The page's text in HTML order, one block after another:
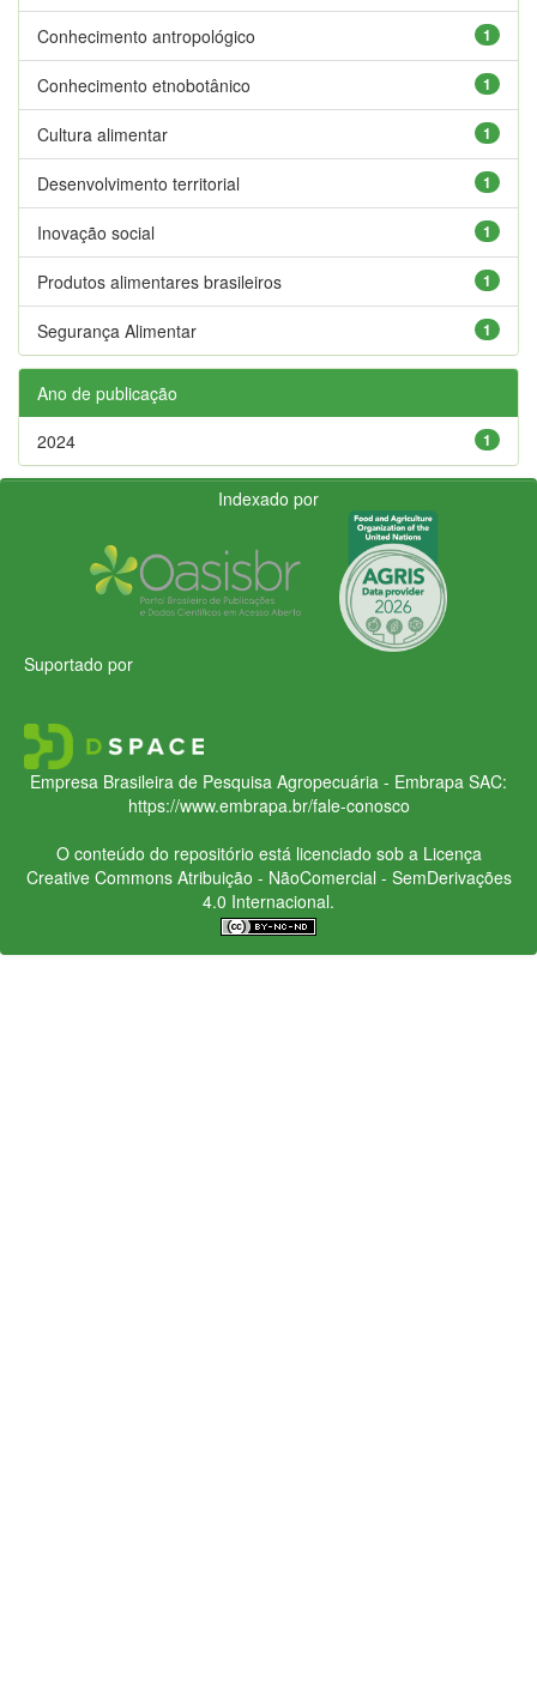
1
Conhecimento antropológico
1
Conhecimento etnobotânico
1
Cultura alimentar
1
Desenvolvimento territorial
1
Inovação social
1
Produtos alimentares brasileiros
1
Segurança Alimentar
Ano de publicação
1
2024
Indexado por
Suportado por
Empresa Brasileira de Pesquisa Agropecuária - Embrapa SAC:
https://www.embrapa.br/fale-conosco
O conteúdo do repositório está licenciado sob a Licença
Creative CommonsAtribuição - NãoComercial - SemDerivações
4.0 Internacional.